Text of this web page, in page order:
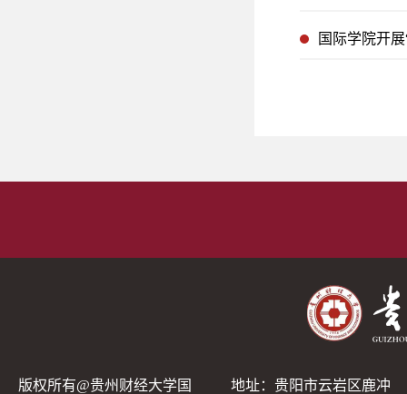
版权所有@贵州财经大学国
地址：贵阳市云岩区鹿冲